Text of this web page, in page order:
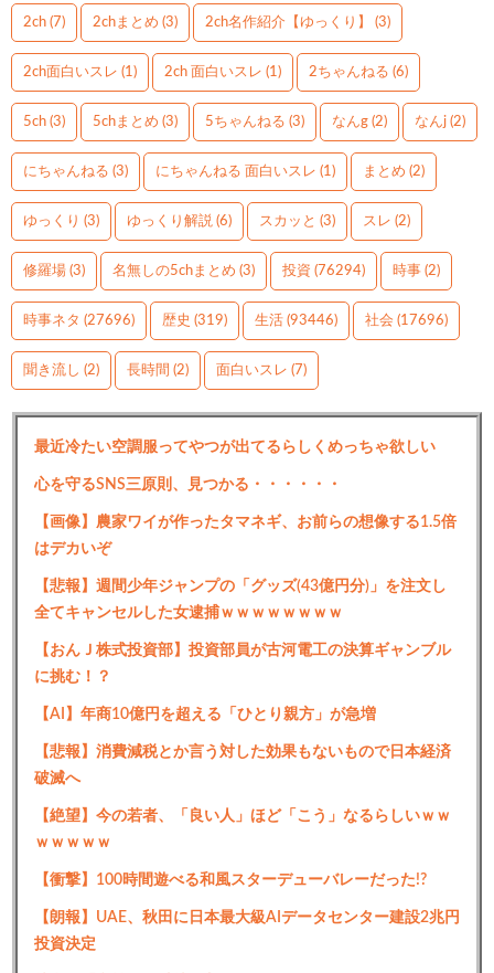
2ch (7) 2chまとめ (3) 2ch名作紹介【ゆっくり】 (3)
2ch面白いスレ (1) 2ch 面白いスレ (1) 2ちゃんねる (6)
5ch (3) 5chまとめ (3) 5ちゃんねる (3) なんg (2) なんj (2)
にちゃんねる (3) にちゃんねる 面白いスレ (1) まとめ (2)
ゆっくり (3) ゆっくり解説 (6) スカッと (3) スレ (2)
修羅場 (3) 名無しの5chまとめ (3) 投資 (76294) 時事 (2)
時事ネタ (27696) 歴史 (319) 生活 (93446) 社会 (17696)
聞き流し (2) 長時間 (2) 面白いスレ (7)
最近冷たい空調服ってやつが出てるらしくめっちゃ欲しい
心を守るSNS三原則、見つかる・・・・・・
【画像】農家ワイが作ったタマネギ、お前らの想像する1.5倍
はデカいぞ
【悲報】週間少年ジャンプの「グッズ(43億円分)」を注文し
全てキャンセルした女逮捕ｗｗｗｗｗｗｗｗ
【おんＪ株式投資部】投資部員が古河電工の決算ギャンブル
に挑む！？
【AI】年商10億円を超える「ひとり親方」が急増
【悲報】消費減税とか言う対した効果もないもので日本経済
破滅へ
【絶望】今の若者、「良い人」ほど「こう」なるらしいｗｗ
ｗｗｗｗｗ
【衝撃】100時間遊べる和風スターデューバレーだった!?
【朗報】UAE、秋田に日本最大級AIデータセンター建設2兆円
投資決定